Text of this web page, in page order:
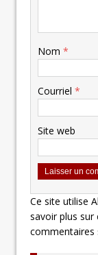
Nom *
Courriel *
Site web
Ce site utilise
savoir plus
commentaires